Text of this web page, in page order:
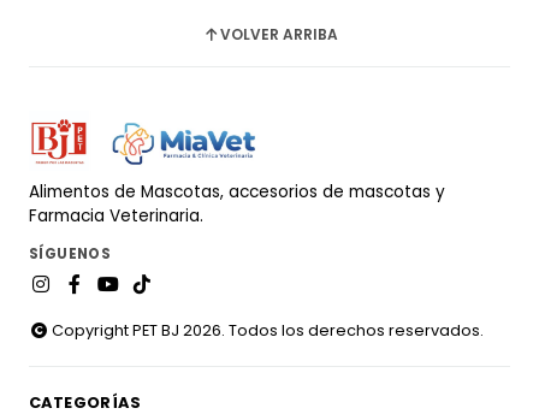
VOLVER ARRIBA
Alimentos de Mascotas, accesorios de mascotas y
Farmacia Veterinaria.
SÍGUENOS
Copyright PET BJ 2026. Todos los derechos reservados.
CATEGORÍAS